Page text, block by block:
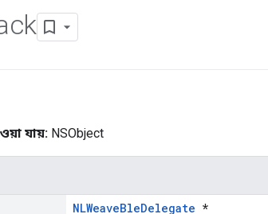
যায়: NSObject
NLWeaveBleDelegate *